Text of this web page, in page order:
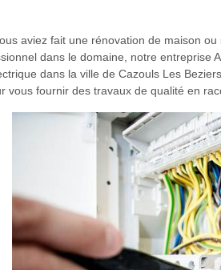
aviez fait une rénovation de maison
dans le domaine, notre
dans la ville de Cazouls Les
fournir des travaux de qualité en